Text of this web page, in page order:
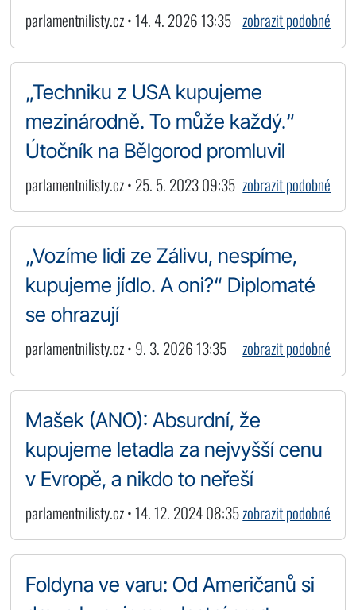
parlamentnilisty.cz • 14. 4. 2026 13:35 zobrazit podobné
„Techniku z USA kupujeme
mezinárodně. To může každý.“
Útočník na Bělgorod promluvil
parlamentnilisty.cz • 25. 5. 2023 09:35 zobrazit podobné
„Vozíme lidi ze Zálivu, nespíme,
kupujeme jídlo. A oni?“ Diplomaté
se ohrazují
parlamentnilisty.cz • 9. 3. 2026 13:35 zobrazit podobné
Mašek (ANO): Absurdní, že
kupujeme letadla za nejvyšší cenu
v Evropě, a nikdo to neřeší
parlamentnilisty.cz • 14. 12. 2024 08:35zobrazit podobné
Foldyna ve varu: Od Američanů si